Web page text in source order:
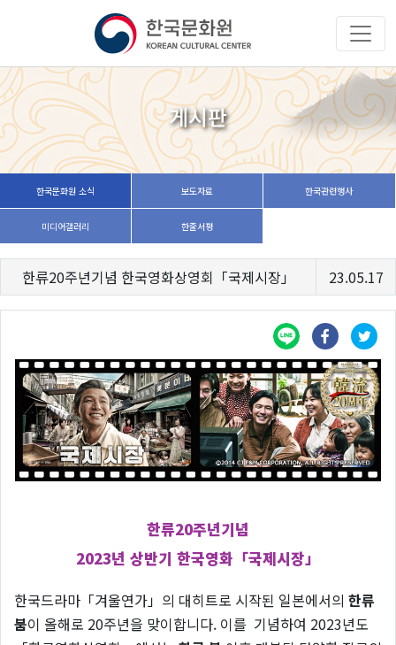
게시판
한국문화원 소식 보도자료 한국관련행사
미디어갤러리 한줄서평
한류20주년기념 한국영화상영회「국제시장」 23.05.17
한류20주년기념
2023년 상반기 한국영화「국제시장」
한국드라마「겨울연가」의 대히트로 시작된 일본에서의 한류
붐이 올해로 20주년을 맞이합니다. 이를 기념하여 2023년도